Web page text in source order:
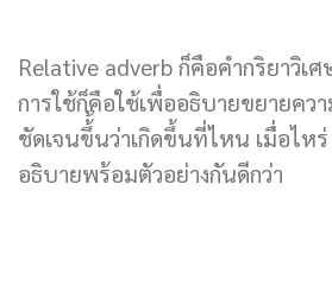
Relative adverb ก็คือคำกริยาวิ
การใช้ก็คือใช้เพื่ออธิบายขยายคว
ชัดเจนขึ้้นว่าเกิดขึ้นที่ไหน เมื่อไหร่
อธิบายพร้อมตัวอย่างกันดีกว่า